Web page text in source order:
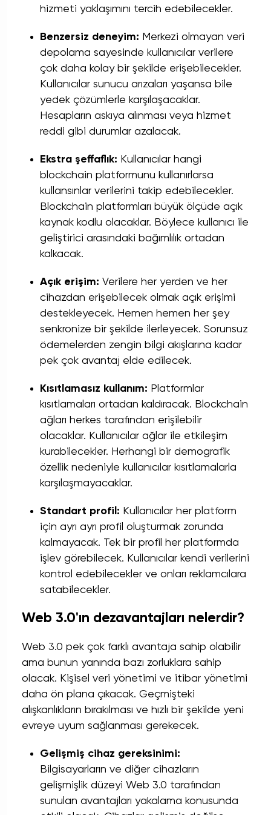
hizmeti yaklaşımını tercih edebilecekler.
Benzersiz deneyim: Merkezi olmayan veri
depolama sayesinde kullanıcılar verilere
çok daha kolay bir şekilde erişebilecekler.
Kullanıcılar sunucu arızaları yaşansa bile
yedek çözümlerle karşılaşacaklar.
Hesapların askıya alınması veya hizmet
reddi gibi durumlar azalacak.
Ekstra şeffaflık: Kullanıcılar hangi
blockchain platformunu kullanırlarsa
kullansınlar verilerini takip edebilecekler.
Blockchain platformları büyük ölçüde açık
kaynak kodlu olacaklar. Böylece kullanıcı ile
geliştirici arasındaki bağımlılık ortadan
kalkacak.
Açık erişim: Verilere her yerden ve her
cihazdan erişebilecek olmak açık erişimi
destekleyecek. Hemen hemen her şey
senkronize bir şekilde ilerleyecek. Sorunsuz
ödemelerden zengin bilgi akışlarına kadar
pek çok avantaj elde edilecek.
Kısıtlamasız kullanım: Platformlar
kısıtlamaları ortadan kaldıracak. Blockchain
ağları herkes tarafından erişilebilir
olacaklar. Kullanıcılar ağlar ile etkileşim
kurabilecekler. Herhangi bir demografik
özellik nedeniyle kullanıcılar kısıtlamalarla
karşılaşmayacaklar.
Standart profil: Kullanıcılar her platform
için ayrı ayrı profil oluşturmak zorunda
kalmayacak. Tek bir profil her platformda
işlev görebilecek. Kullanıcılar kendi verilerini
kontrol edebilecekler ve onları reklamcılara
satabilecekler.
Web 3.0'ın dezavantajları nelerdir?
Web 3.0 pek çok farklı avantaja sahip olabilir
ama bunun yanında bazı zorluklara sahip
olacak. Kişisel veri yönetimi ve itibar yönetimi
daha ön plana çıkacak. Geçmişteki
alışkanlıkların bırakılması ve hızlı bir şekilde yeni
evreye uyum sağlanması gerekecek.
Gelişmiş cihaz gereksinimi:
Bilgisayarların ve diğer cihazların
gelişmişlik düzeyi Web 3.0 tarafından
sunulan avantajları yakalama konusunda